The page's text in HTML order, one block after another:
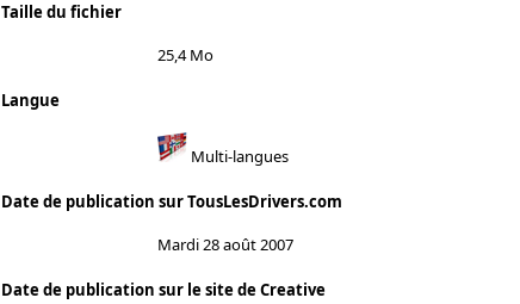
Taille du fichier
25,4 Mo
Langue
Multi-langues
Date de publication sur TousLesDrivers.com
Mardi 28 août 2007
Date de publication sur le site de Creative